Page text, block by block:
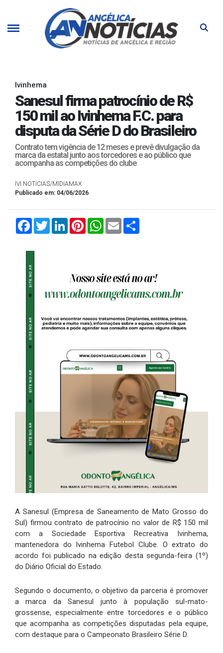
Ivinhema
Sanesul firma patrocínio de R$
150 mil ao Ivinhema F.C. para
disputa da Série D do Brasileiro
Contrato tem vigência de 12 meses e prevê divulgação da
marca da estatal junto aos torcedores e ao público que
acompanha as competições do clube
IVI NOTíCIAS/MIDIAMAX
Publicado em: 04/06/2026
FacebookTwitterLinkedInPinterestWhatsApp
Email
A Sanesul (Empresa de Saneamento de Mato Grosso do
Sul) firmou contrato de patrocínio no valor de R$ 150 mil
com a Sociedade Esportiva Recreativa Ivinhema,
mantenedora do Ivinhema Futebol Clube. O extrato do
acordo foi publicado na edição desta segunda-feira (1º)
do Diário Oficial do Estado.
Segundo o documento, o objetivo da parceria é promover
a marca da Sanesul junto à população sul-mato-
grossense, especialmente entre torcedores e o público
que acompanha as competições disputadas pela equipe,
com destaque para o Campeonato Brasileiro Série D.